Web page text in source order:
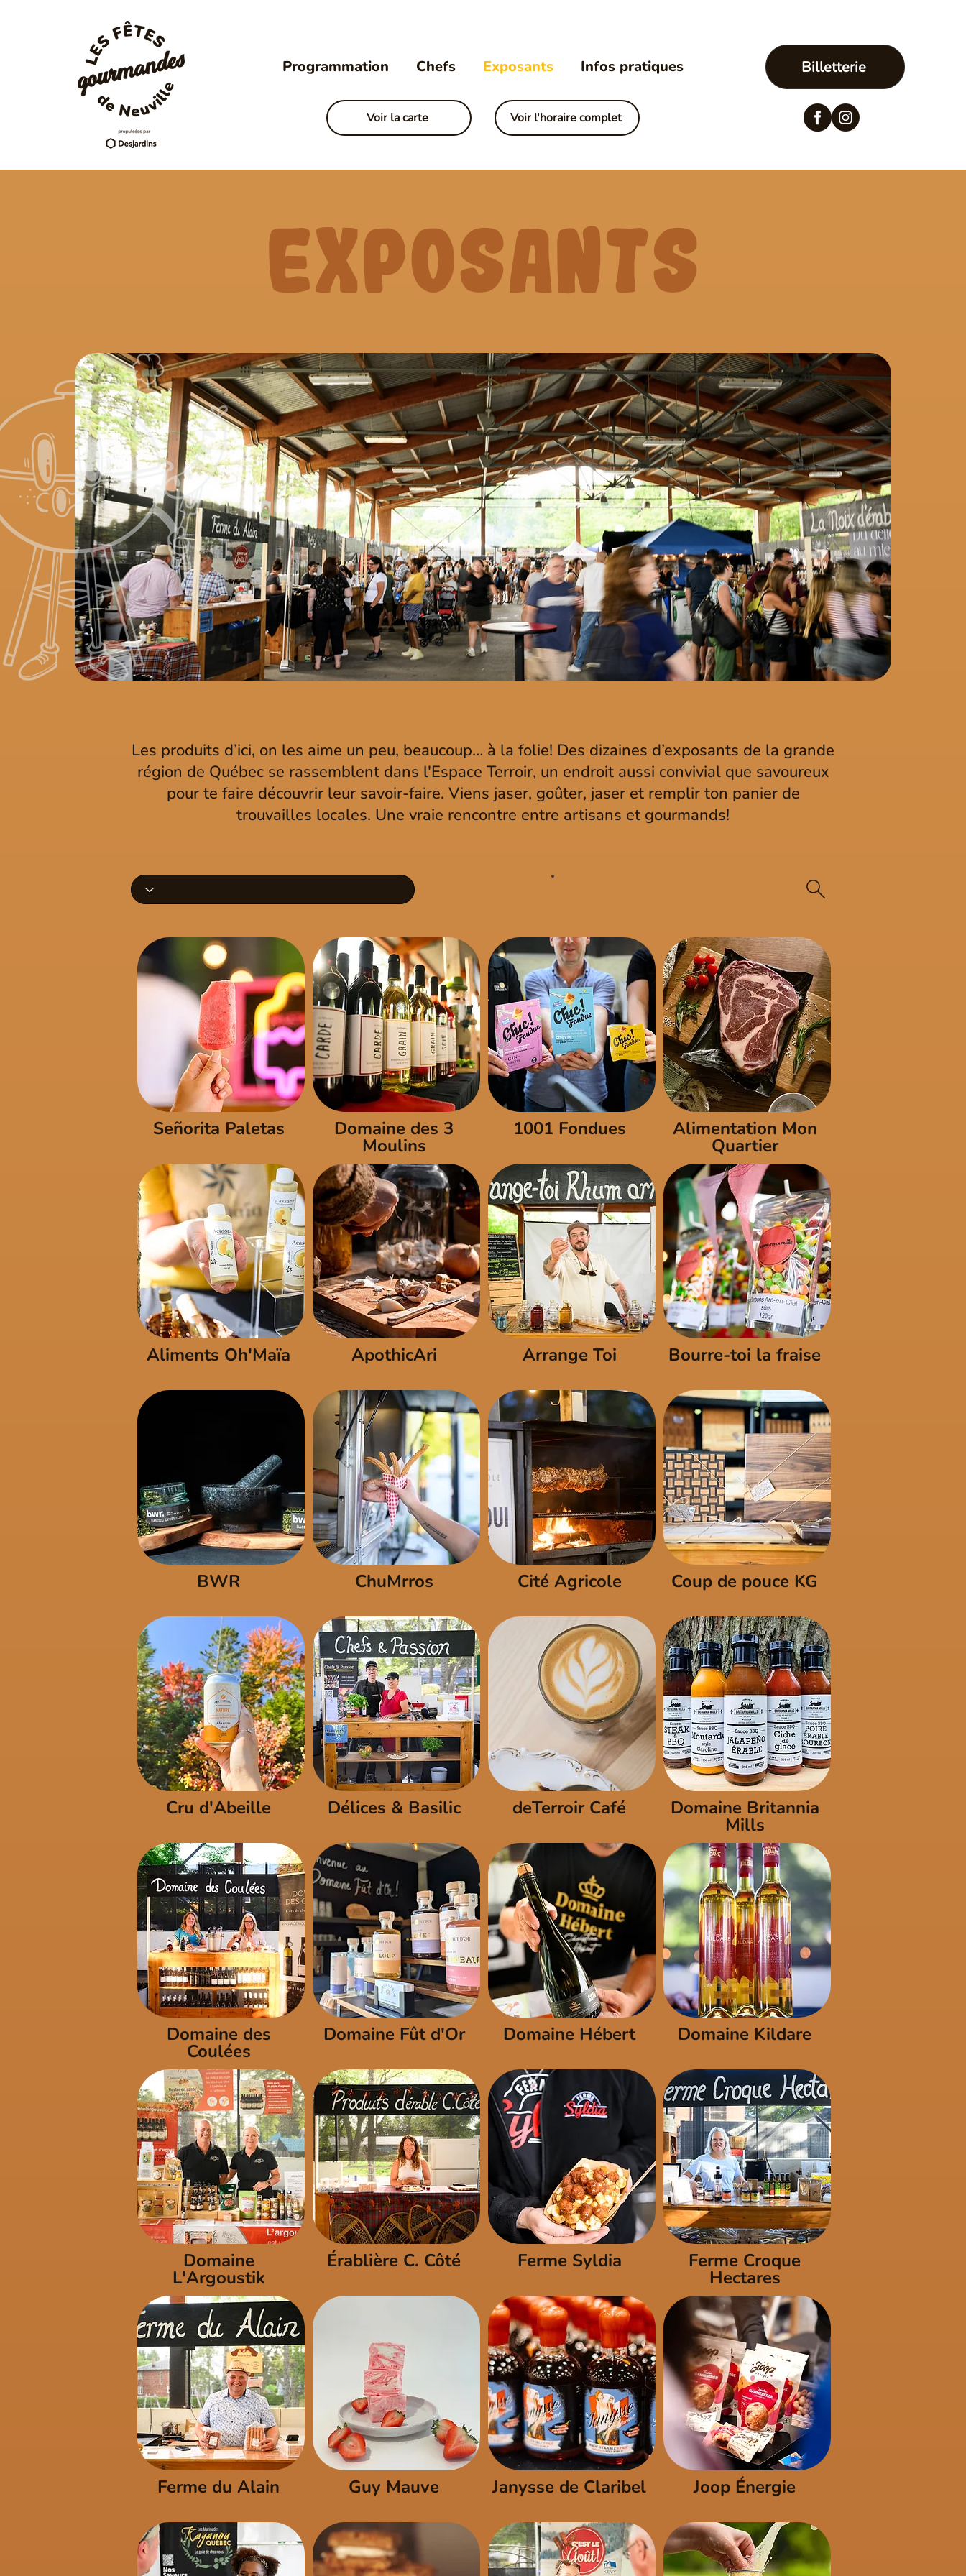
Programmation Chefs Exposants Infos pratiques
Voir la carte Voir l'horaire complet
Billetterie
Exposants
Les produits d’ici, on les aime un peu, beaucoup… à la folie! Des dizaines d’exposants de la grande
région de Québec se rassemblent dans l'Espace Terroir, un endroit aussi convivial que savoureux
pour te faire découvrir leur savoir-faire. Viens jaser, goûter, jaser et remplir ton panier de
trouvailles locales. Une vraie rencontre entre artisans et gourmands!
Señorita Paletas
Aliments Oh'Maïa
BWR
Cru d'Abeille
Domaine des
Coulées
Domaine
L'Argoustik
Ferme du Alain
Domaine des 3
Moulins
ApothicAri
ChuMrros
Délices & Basilic
Domaine Fût d'Or
Érablière C. Côté
Guy Mauve
1001 Fondues
Arrange Toi
Cité Agricole
deTerroir Café
Domaine Hébert
Ferme Syldia
Janysse de Claribel
Alimentation Mon
Quartier
Bourre-toi la fraise
Coup de pouce KG
Domaine Britannia
Mills
Domaine Kildare
Ferme Croque
Hectares
Joop Énergie